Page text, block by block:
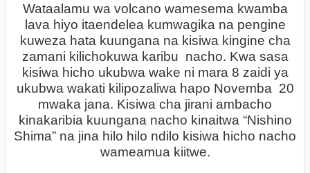
Wataalamu wa volcano wamesema kwamba
lava hiyo itaendelea kumwagika na pengine
kuweza hata kuungana na kisiwa kingine cha
zamani kilichokuwa karibu nacho. Kwa sasa
kisiwa hicho ukubwa wake ni mara 8 zaidi ya
ukubwa wakati kilipozaliwa hapo Novemba 20
mwaka jana. Kisiwa cha jirani ambacho
kinakaribia kuungana nacho kinaitwa “Nishino
Shima” na jina hilo hilo ndilo kisiwa hicho nacho
wameamua kiitwe.